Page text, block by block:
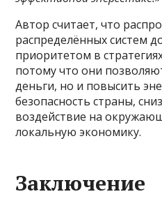
Автор считает, что
распределённых систем
приоритетом в
потому что они
деньги, но и повысить
безопасность страны,
воздействие на
локальную экономику.
Заключение